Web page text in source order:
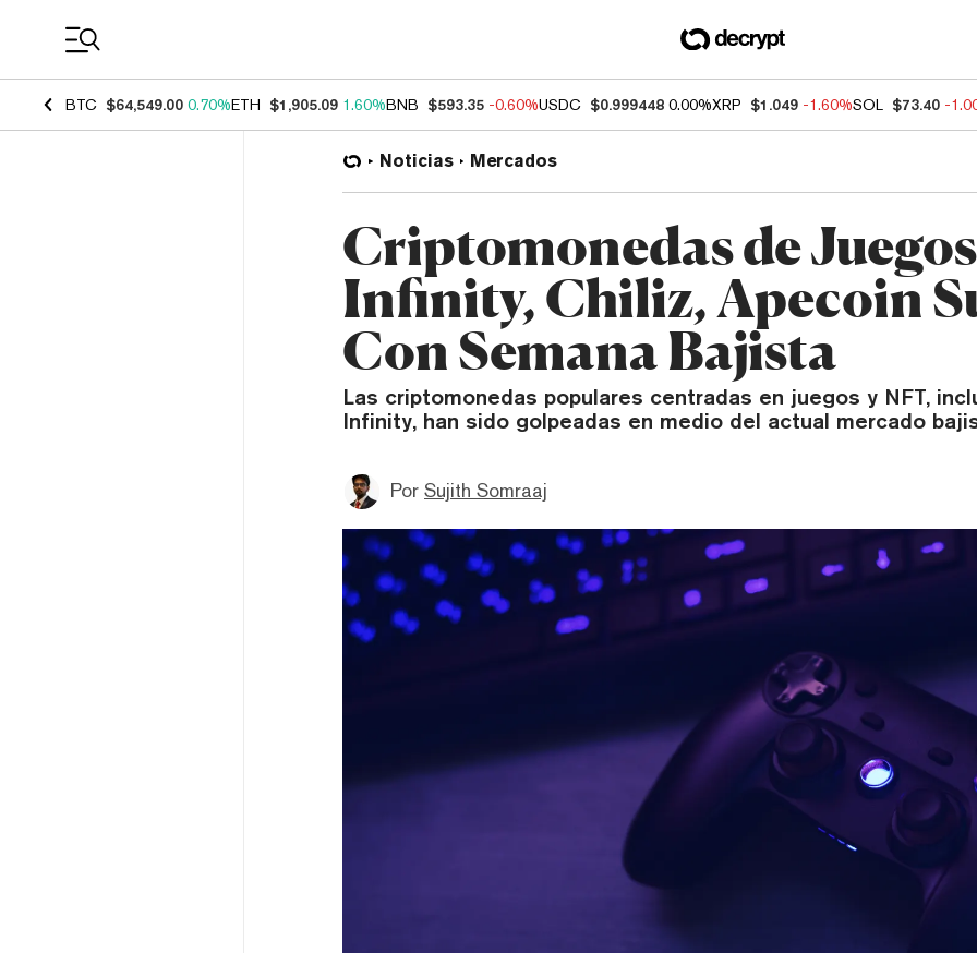
BTC $64,549.00 0.70%ETH $1,905.09 1.60%BNB $593.35 -0.60%USDC $0.999448 0.00%XRP $1.049 -1.60%SOL $73.40 -
Noticias Mercados
Criptomonedas de
Infinity, Chiliz, Apecoin
Con Semana Bajista
Las criptomonedas populares centradas en juegos y NFT,
Infinity, han sido golpeadas en medio del actual mercado
Por Sujith Somraaj